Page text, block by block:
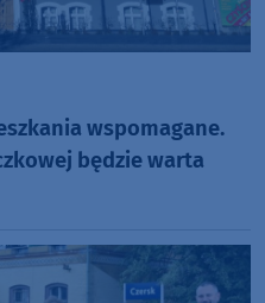
wspomagane.
będzie warta